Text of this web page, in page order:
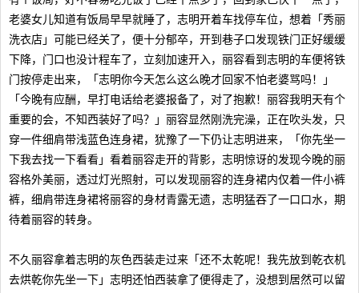
老婆女儿知道有饭局早早就睡了，志明开着车找停车位，想着「秀丽
洗衣店」可能已经关了，便十分郁卒，开到巷子口发现铁门正好缓缓
下降，门口也没计程车了，立刻加速开入，丽容看到志明的车便将铁
门按停走出来，「志明你今天怎么这么晚才回家不怕老婆骂吗！」
「今晚有应酬，早打电话给老婆报备了，对了抱歉！丽容我明天有个
重要的会，不知西装好了吗？」丽容显然刚洗完澡，正在吹头发，只
穿一件细肩带浅蓝色连身裙，犹豫了一下仍让志明进来，「你先坐一
下我去找一下看看」看着丽容走开的背影，志明惊讶的发现今晚的丽
容格外美丽，透过灯光照射，可以发现丽容的连身裙内仅着一件小裤
裤，细肩带连身裙将丽容的身材青露无遗，志明猛吞了一口口水，期
待着丽容的转身。
不久丽容拿着志明的灰色西装走过来「还不太乾呢！我先放到乾衣机
去烘乾你先坐一下」志明还怕西装拿了便得走了，没想到居然可以留